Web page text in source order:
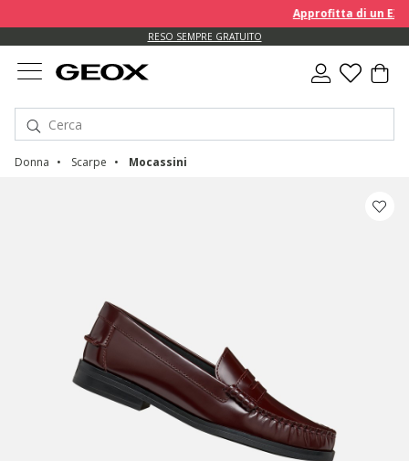
Approfitta di un
RESO SEMPRE GRATUITO
Donna Scarpe Mocassini